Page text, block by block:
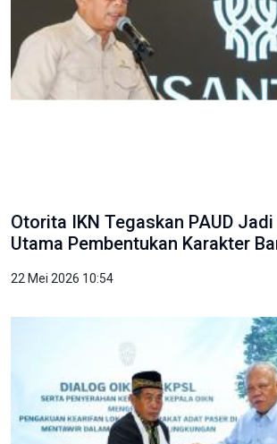
Otorita IKN Tegaskan PAUD
Utama Pembentukan Karakter
22 Mei 2026 10:54